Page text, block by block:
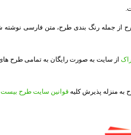
از جمله رنگ بندی طرح، متن فارسی
از سایت به صورت رایگان به تمامی طرح
به منزله پذیرش کلیه قوانین سایت طرح بیست